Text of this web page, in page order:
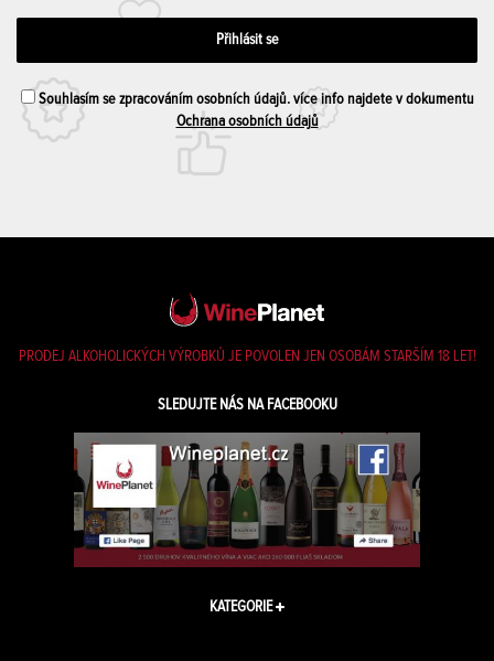
Souhlasím se zpracováním osobních údajů. více info najdete v dokumentu
Ochrana osobních údajů
PRODEJ ALKOHOLICKÝCH VÝROBKŮ JE POVOLEN JEN OSOBÁM STARŠÍM 18 LET!
SLEDUJTE NÁS NA FACEBOOKU
KATEGORIE